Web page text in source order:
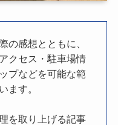
の感想とともに、
クセス・駐車場情
プなどを可能な範
ます。
を取り上げる記事